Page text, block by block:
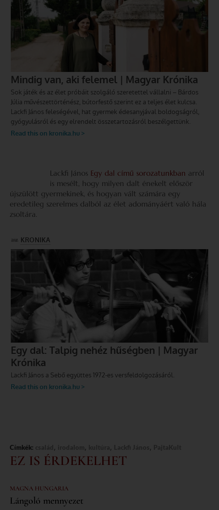
Lackfi János Egy dal című sorozatunkban arról
is mesélt, hogy milyen dalt énekelt először
újszülött gyermekinek, és hogyan vált számára egy
eredetileg szerelmes dalból az élet adomá­nyáért való hála
zsoltára.
Címkék: , , , ,
EZ IS ÉRDEKELHET
MAGNA HUNGARIA
Lángoló mennyezet